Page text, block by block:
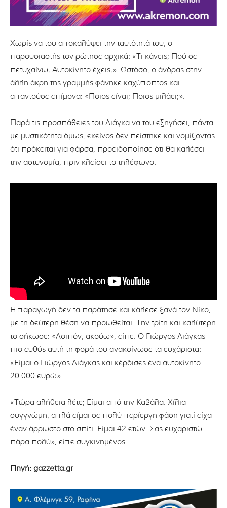
Χωρίς να του αποκαλύψει την ταυτότητά του, ο
παρουσιαστής τον ρώτησε αρχικά: «Τι κάνεις; Πού σε
πετυχαίνω; Αυτοκίνητο έχεις;». Ωστόσο, ο άνδρας στην
άλλη άκρη της γραμμής φάνηκε καχύποπτος και
απαντούσε επίμονα: «Ποιος είναι; Ποιος μιλάει;».
Παρά τις προσπάθειες του Λιάγκα να του εξηγήσει, πάντα
με μυστικότητα όμως, εκείνος δεν πείστηκε και νομίζοντας
ότι πρόκειται για φάρσα, προειδοποίησε ότι θα καλέσει
την αστυνομία, πριν κλείσει το τηλέφωνο.
Η παραγωγή δεν τα παράτησε και κάλεσε ξανά τον Νίκο,
με τη δεύτερη θέση να προωθείται. Την τρίτη και καλύτερη
το σήκωσε: «Λοιπόν, ακούω», είπε. Ο Γιώργος Λιάγκας
πιο ευθύς αυτή τη φορά του ανακοίνωσε τα ευχάριστα:
«Είμαι ο Γιώργος Λιάγκας και κέρδισες ένα αυτοκίνητο
20.000 ευρώ».
«Τώρα αλήθεια λέτε; Είμαι από την Καβάλα. Χίλια
συγγνώμη, απλά είμαι σε πολύ περίεργη φάση γιατί είχα
έναν άρρωστο στο σπίτι. Είμαι 42 ετών. Σας ευχαριστώ
πάρα πολύ», είπε συγκινημένος.
Πηγή: gazzetta.gr